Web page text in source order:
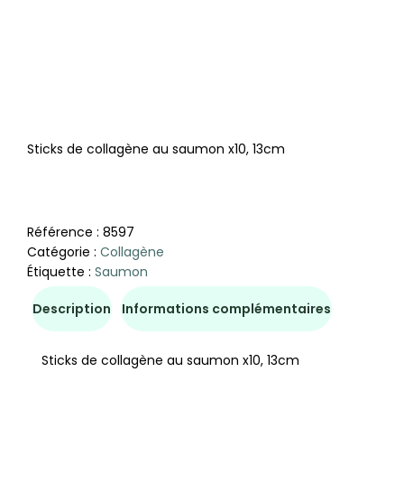
Sticks de collagène au saumon x10, 13cm
Référence : 8597
Catégorie : Collagène
Étiquette : Saumon
Description Informations complémentaires
Sticks de collagène au saumon x10, 13cm